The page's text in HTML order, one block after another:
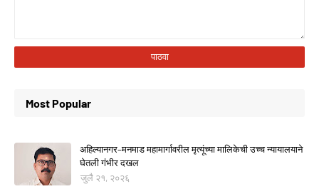
Most Popular
अहिल्यानगर–मनमाड महामार्गावरील मृत्यूंच्या मालिकेची उच्च न्यायालयाने
घेतली गंभीर दखल
जुलै २१, २०२६